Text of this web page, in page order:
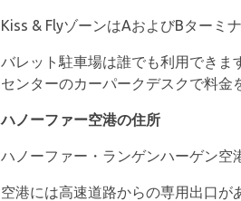
Kiss & FlyゾーンはAおよびBターミ
バレット駐車場は誰でも利用できま
センターのカーパークデスクで料金
ハノーファー空港の住所
ハノーファー・ランゲンハーゲン空
空港には高速道路からの専用出口が